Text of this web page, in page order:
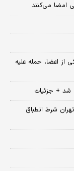
از اعضا، حمله علیه
+ جزئیات
شرط انطباق